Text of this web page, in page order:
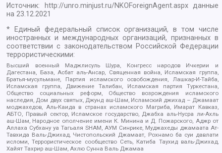
Источник: http://unro.minjust.ru/NKOForeignAgent.aspxданные
на23.12.2021
* Единый федеральный список организаций, в том числе
иностранных и международных организаций, признанных в
соответствии с законодательством Российской Федерации
террористическими:
Высший военный Маджлисуль Шура, Конгресс народов Ичкерии и
Дагестана, База, Асбат аль-Ансар, Священная война, Исламская группа,
Братья-мусульмане, Партия исламского освобождения, Лашкар-И-Тайба,
Исламская группа, Движение Талибан, Исламская партия Туркестана,
Общество социальных реформ, Общество возрождения исламского
наследия, Дом двух святых, Джунд аш-Шам, Исламский джихад – Джамаат
моджахедов, Аль-Каида в странах исламского Магриба, Имарат Кавказ,
АБТО, Правый сектор, Исламское государство, Джабха аль-Нусра ли-Ахль
аш-Шам, Народное ополчение имени К. Минина и Д. Пожарского, Аджр от
Аллаха Субхану уа Тагьаля SHAM, АУМ Синрике, Муджахеды джамаата Ат-
Тавхида Валь-Джихад, Чистопольский Джамаат, Рохнамо ба суи давлати
исломи, Террористическое сообщество Сеть, Катиба Таухид валь-Джихад,
Хайят Тахрир аш-Шам, Ахлю Сунна Валь Джамаа